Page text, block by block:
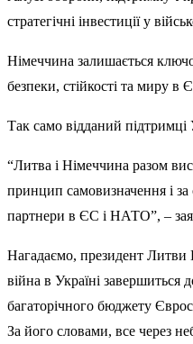
стратегічні інвестиції у
Німеччина залишається
безпеки, стійкості та миру в
Так само відданий
“Литва і Німеччина разом
принцип самовизначення і за
партнери в ЄС і НАТО”, –
Нагадаємо, президент Литви
війна в Україні завершиться
багаторічного бюджету
За його словами, все через